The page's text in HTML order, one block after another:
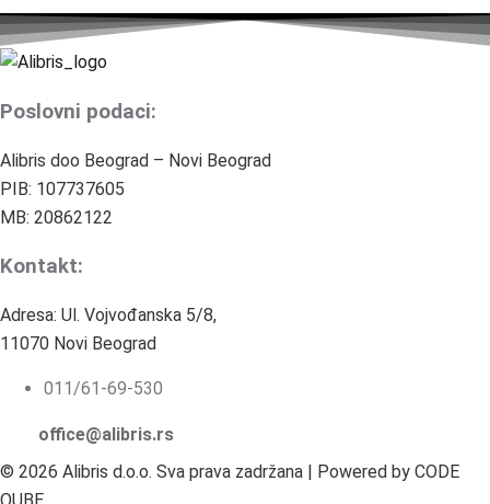
Poslovni podaci:
Alibris doo Beograd – Novi Beograd
PIB: 107737605
MB: 20862122
Kontakt:
Adresa: Ul. Vojvođanska 5/8,
11070 Novi Beograd
011/61-69-530
office@alibris.rs
© 2026 Alibris d.o.o. Sva prava zadržana | Powered by CODE